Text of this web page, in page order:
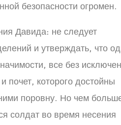
безопасности огромен.
Давида: не следует
и утверждать, что
все без
которого достойны
поровну. Но чем
солдат во время несения